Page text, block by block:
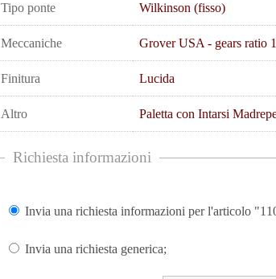
Tipo ponte Wilkinson (fisso)
Meccaniche Grover USA - gears ratio
Finitura Lucida
Altro Paletta con Intarsi
Richiesta informazioni
Invia una richiesta informazioni per l'articolo
Invia una richiesta generica;